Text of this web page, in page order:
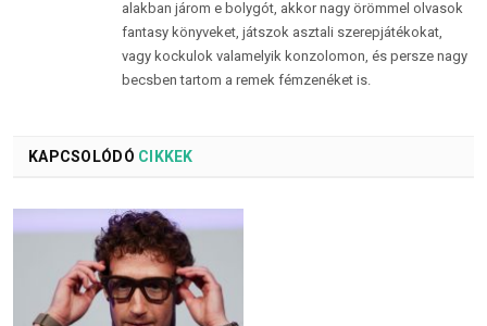
alakban járom e bolygót, akkor nagy örömmel olvasok
fantasy könyveket, játszok asztali szerepjátékokat,
vagy kockulok valamelyik konzolomon, és persze nagy
becsben tartom a remek fémzenéket is.
KAPCSOLÓDÓ CIKKEK